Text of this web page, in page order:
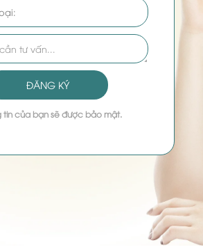
ĐĂNG KÝ
tin của bạn sẽ được bảo mật.